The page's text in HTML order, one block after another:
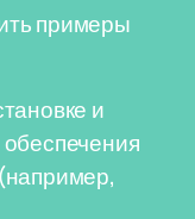
примеры
и